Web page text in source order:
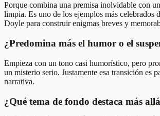
Porque combina una premisa inolvidable con
limpia. Es uno de los ejemplos más celebrados
Doyle para construir enigmas breves y
¿Predomina más el humor o el
Empieza con un tono casi humorístico, pero
un misterio serio. Justamente esa transición es
narrativa.
¿Qué tema de fondo destaca más